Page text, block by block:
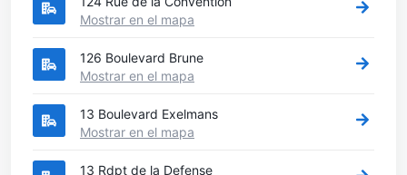
Mostrar en el mapa
126 Boulevard Brune
Mostrar en el mapa
13 Boulevard Exelmans
Mostrar en el mapa
13 Rdpt de la Defense